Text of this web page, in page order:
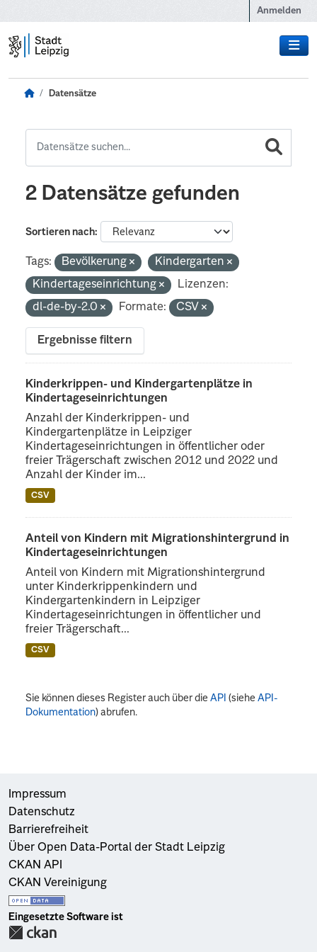
Anmelden
Datensätze
2 Datensätze gefunden
Sortieren nach
Tags: Bevölkerung
Kindergarten
Kindertageseinrichtung
Lizenzen:
dl-de-by-2.0
Formate: CSV
Ergebnisse filtern
Kinderkrippen- und Kindergartenplätze in
Kindertageseinrichtungen
Anzahl der Kinderkrippen- und
Kindergartenplätze in Leipziger
Kindertageseinrichtungen in öffentlicher oder
freier Trägerschaft zwischen 2012 und 2022 und
Anzahl der Kinder im...
CSV
Anteil von Kindern mit Migrationshintergrund in
Kindertageseinrichtungen
Anteil von Kindern mit Migrationshintergrund
unter Kinderkrippenkindern und
Kindergartenkindern in Leipziger
Kindertageseinrichtungen in öffentlicher und
freier Trägerschaft...
CSV
Sie können dieses Register auch über dieAPI (sieheAPI-
Dokumentation) abrufen.
Impressum
Datenschutz
Barrierefreiheit
Über Open Data-Portal der Stadt Leipzig
CKAN API
CKAN Vereinigung
Eingesetzte Software ist